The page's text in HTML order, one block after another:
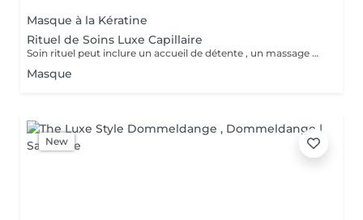
Masque à la Kératine
Rituel de Soins Luxe Capillaire
Soin rituel peut inclure un accueil de détente , un massage du cuir chevelu , du visage, des mains Un soin profond adapté aux besoins des cheveux ou de la peau Une ambiance apaisante avec serviette chaudes un profond sentiment de bien-être
Masque
New